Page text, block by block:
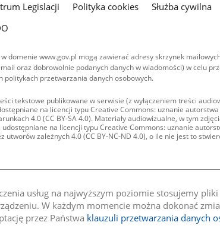
usług na najwyższym poziomie stosujemy
W każdym momencie można dokonać
przez Państwa klauzuli przetwarzania danych
Legislacji Polityka cookies Służba cywilna
domenie www.gov.pl mogą zawierać adresy skrzynek
oraz dobrowolnie podanych danych w wiadomości) w celu
politykach przetwarzania danych osobowych.
tekstowe publikowane w serwisie (z wyłączeniem treści
na licencji typu Creative Commons: uznanie
4.0 (CC BY-SA 4.0). Materiały audiowizualne, w tym
udostępniane na licencji typu Creative Commons: uznanie
utworów zależnych 4.0 (CC BY-NC-ND 4.0), o ile nie jest to